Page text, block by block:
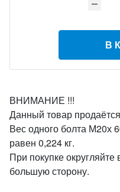
В
ВНИМАНИЕ !!!
Данный товар
Вес одного болта М20х
равен 0,224 кг.
При покупке
большую сторону.